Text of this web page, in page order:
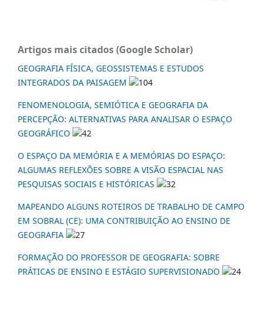
Artigos mais citados (Google Scholar)
GEOGRAFIA FÍSICA, GEOSSISTEMAS E ESTUDOS
INTEGRADOS DA PAISAGEM
104
FENOMENOLOGIA, SEMIÓTICA E GEOGRAFIA DA
PERCEPÇÃO: ALTERNATIVAS PARA ANALISAR O ESPAÇO
GEOGRÁFICO
42
O ESPAÇO DA MEMÓRIA E A MEMÓRIAS DO ESPAÇO:
ALGUMAS REFLEXÕES SOBRE A VISÃO ESPACIAL NAS
PESQUISAS SOCIAIS E HISTÓRICAS
32
MAPEANDO ALGUNS ROTEIROS DE TRABALHO DE CAMPO
EM SOBRAL (CE): UMA CONTRIBUIÇÃO AO ENSINO DE
GEOGRAFIA
27
FORMAÇÃO DO PROFESSOR DE GEOGRAFIA: SOBRE
PRÁTICAS DE ENSINO E ESTÁGIO SUPERVISIONADO
24